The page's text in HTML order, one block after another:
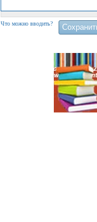
Что можно вводить?